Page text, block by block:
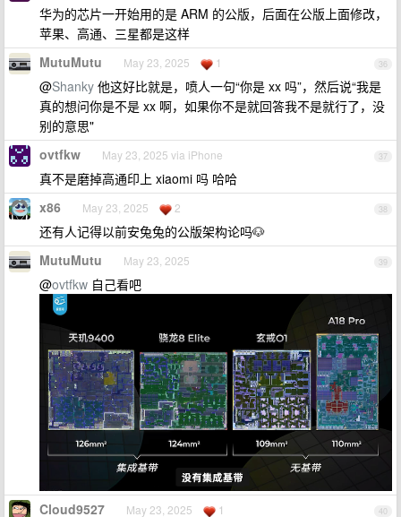
华为的芯片一开始用的是 ARM 的公版，后面在公版上面修改，
苹果、高通、三星都是这样
36
MutuMutu May 23, 2025 1
@Shanky 他这好比就是，喷人一句“你是 xx 吗”，然后说“我是
真的想问你是不是 xx 啊，如果你不是就回答我不是就行了，没
别的意思"
37
ovtfkw May 23, 2025 via iPhone
真不是磨掉高通印上 xiaomi 吗 哈哈
38
x86 May 23, 2025 2
还有人记得以前安兔兔的公版架构论吗🐶
39
MutuMutu May 23, 2025
@ovtfkw 自己看吧
40
Cloud9527 May 23, 2025 1